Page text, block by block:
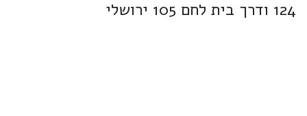
124 ודרך בית לחם 105 ירושלי